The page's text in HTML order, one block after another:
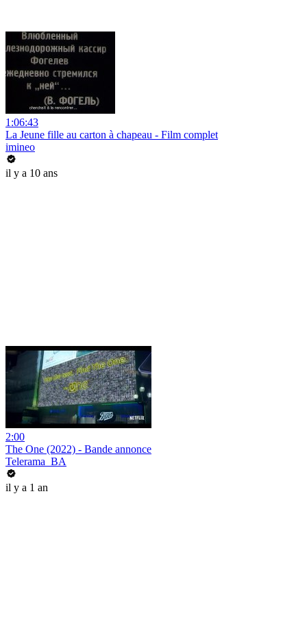
1:06:43
La Jeune fille au carton à chapeau - Film complet
imineo
il y a 10 ans
2:00
The One (2022) - Bande annonce
Telerama_BA
il y a 1 an